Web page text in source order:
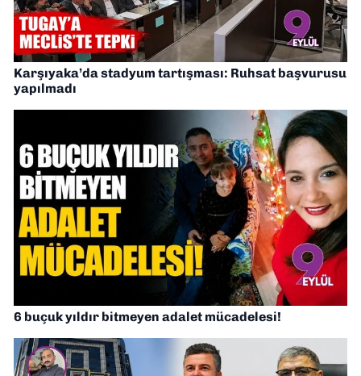
Karşıyaka’da stadyum tartışması: Ruhsat başvurusu
yapılmadı
6 buçuk yıldır bitmeyen adalet mücadelesi!